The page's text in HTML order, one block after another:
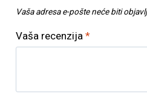
Vaša adresa e-pošte neće biti
Vaša recenzija*